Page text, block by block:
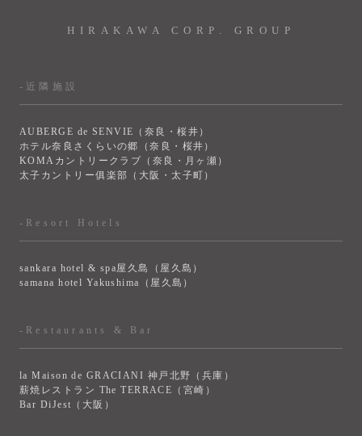
HIRAKAWA CORP. GROUP
-近隣施設
AUBERGE de SENVIE（奈良・桜井）
ホテル奈良さくらいの郷（奈良・桜井）
KOMAカントリークラブ（奈良・月ヶ瀬）
太子カントリー俱楽部（大阪・太子町）
-Resort Hotels
sankara hotel & spa屋久島（屋久島）
samana hotel Yakushima（屋久島）
-Restaurants & Bar
la Maison de GRACIANI 神戸北野（兵庫）
薪焼レストラン The TERRACE（宮崎）
Bar DiJest（大阪）